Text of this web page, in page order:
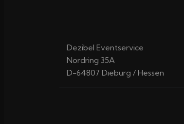
Dezibel Eventservice
Nordring 35A
D-64807 Dieburg / Hessen